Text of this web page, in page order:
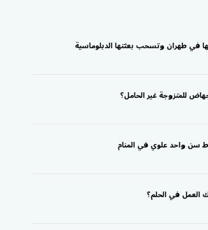
في طهران وتسحب بعثتها الدبلوماسية
للمتزوجة غير الحامل؟
سن واحد علوي في المنام
العمل في الحلم؟